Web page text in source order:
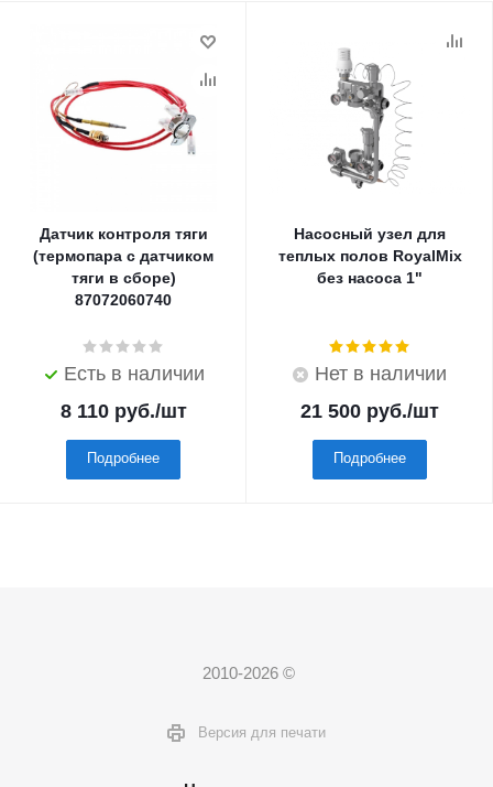
Датчик контроля тяги
(термопара с датчиком
тяги в сборе)
87072060740
Есть в наличии
8 110руб./шт
Подробнее
Насосный узел для
теплых полов RoyalMix
без насоса 1"
Нет в наличии
21 500 руб./шт
Подробнее
2010-2026 ©
Версия для печати